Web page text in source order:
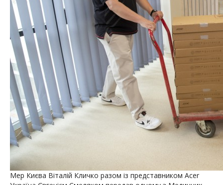
Мер Києва Віталій Кличко разом із представником Acer